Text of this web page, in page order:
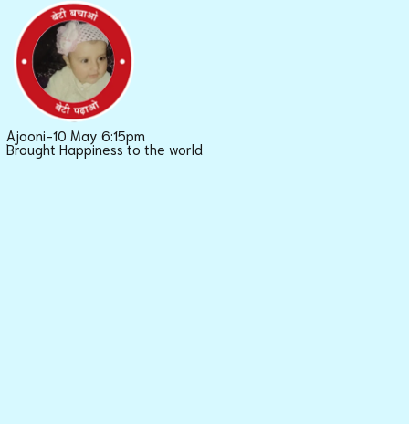
Ajooni-10 May 6:15pm
Brought Happiness to the world